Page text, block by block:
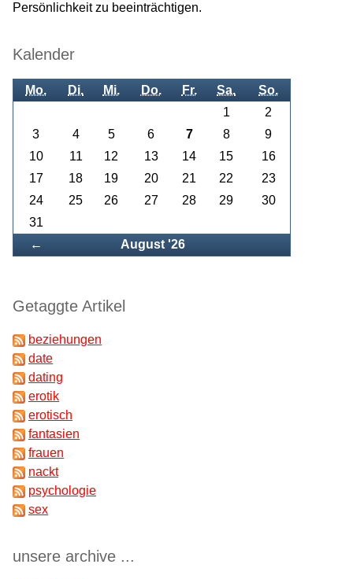
Persönlichkeit zu beeinträchtigen.
Kalender
Mo. Di. Mi. Do. Fr. Sa. So.
← August '26
1
2
3
4 5 6 7 8
9
10
11 12 13 14 15
16
17
18 19 20 21 22
23
24
25 26 27 28 29
30
31
Getaggte Artikel
beziehungen
date
dating
erotik
erotisch
fantasien
frauen
nackt
psychologie
sex
unsere archive ...